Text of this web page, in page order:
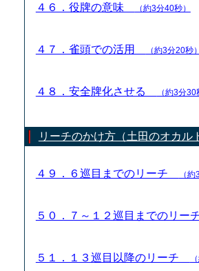
４６．役牌の意味 （約3分40秒）
４７．雀頭での活用 （約3分20秒）
４８．安全牌化させる （約3分30
リーチのかけ方（土田のオカル
４９．６巡目までのリーチ （
５０．７～１２巡目までのリー
５１．１３巡目以降のリーチ